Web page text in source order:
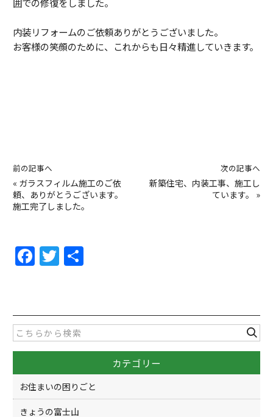
内装リフォームのご依頼ありがとうございました。
お客様の笑顔のために、これからも日々精進していきます。
前の記事へ
« ガラスフィルム施工のご依
頼、ありがとうございます。
施工完了しました。
次の記事へ
新築住宅、内装工事、施工し
ています。
»
F
a
e
b
o
o
k
T
w
er
カテゴリー
お住まいの困りごと
きょうの富士山